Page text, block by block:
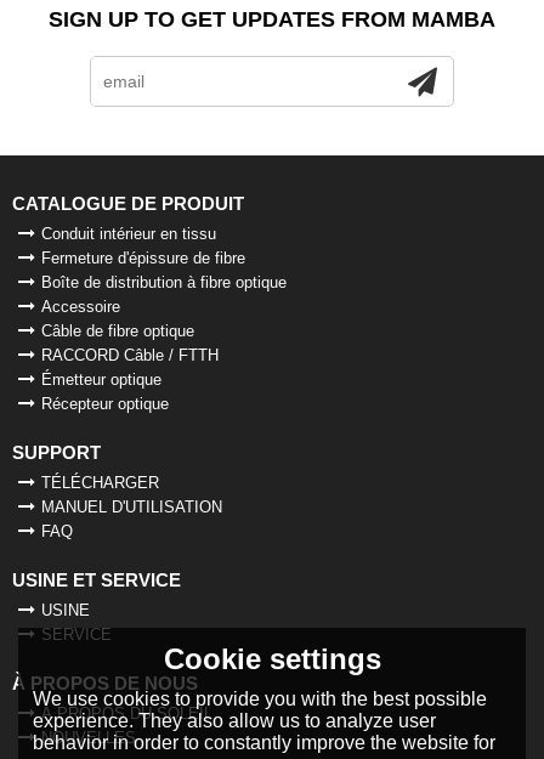
SIGN UP TO GET UPDATES FROM MAMBA
CATALOGUE DE PRODUIT
Conduit intérieur en tissu
Fermeture d'épissure de fibre
Boîte de distribution à fibre optique
Accessoire
Câble de fibre optique
RACCORD Câble / FTTH
Émetteur optique
Récepteur optique
SUPPORT
TÉLÉCHARGER
MANUEL D'UTILISATION
FAQ
USINE ET SERVICE
USINE
SERVICE
À PROPOS DE NOUS
À PROPOS DU SOLEIL
NOUVELLES
Cookie settings
We use cookies to provide you with the best possible
experience. They also allow us to analyze user
behavior in order to constantly improve the website for